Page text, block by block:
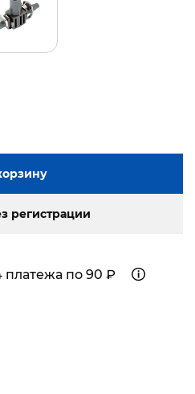
регистрации
платежа по 90 ₽